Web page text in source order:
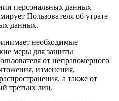
персональных данных
Пользователя об утрате
данных.
необходимые
меры для защиты
от неправомерного
изменения,
а также от
третьих лиц.